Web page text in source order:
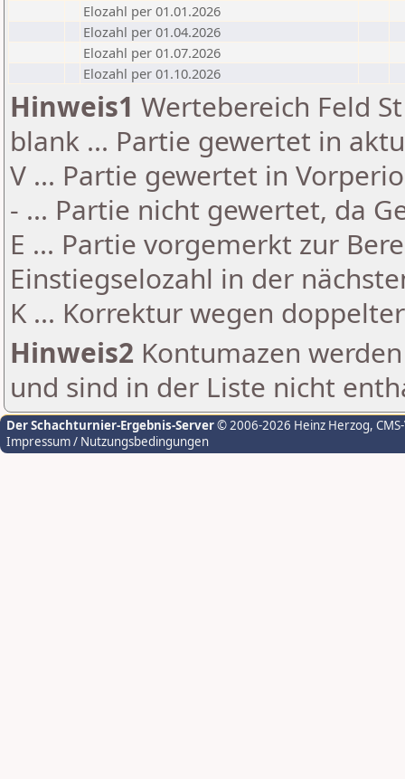
Elozahl per 01.01.2026
Elozahl per 01.04.2026
Elozahl per 01.07.2026
Elozahl per 01.10.2026
Hinweis1 Wertebereich Feld
blank ... Partie gewertet in
V ... Partie gewertet in
- ... Partie nicht gewertet, da
E ... Partie vorgemerkt zur
Einstiegselozahl in der
K ... Korrektur wegen
Hinweis2 Kontumazen
und sind in der Liste nicht
Der Schachturnier-Ergebnis-Server© 2006-2026 Heinz Herzog,
Impressum / Nutzungsbedingungen